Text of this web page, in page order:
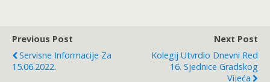
Previous Post
Servisne Informacije Za
15.06.2022.
Next Post
Kolegij Utvrdio Dnevni Red
16. Sjednice Gradskog
Vijeća